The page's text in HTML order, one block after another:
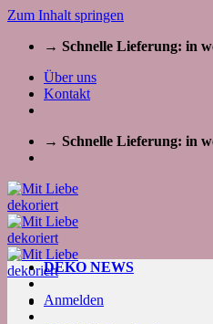
Zum Inhalt springen
→ Schnelle Lieferung: in
Über uns
Kontakt
→ Schnelle Lieferung: in
DEKO NEWS
Anmelden